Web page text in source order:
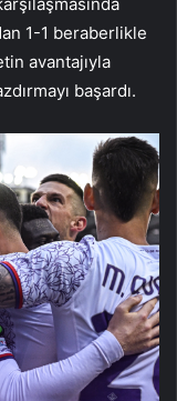
1-1 beraberlikle
avantajıyla
başardı.